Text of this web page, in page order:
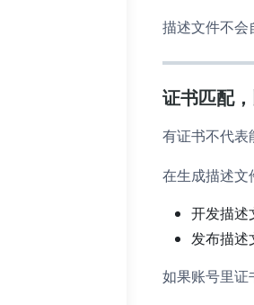
描述文件不会
证书匹配
有证书不代表
在生成描述文
开发描
发布描
如果账号里证